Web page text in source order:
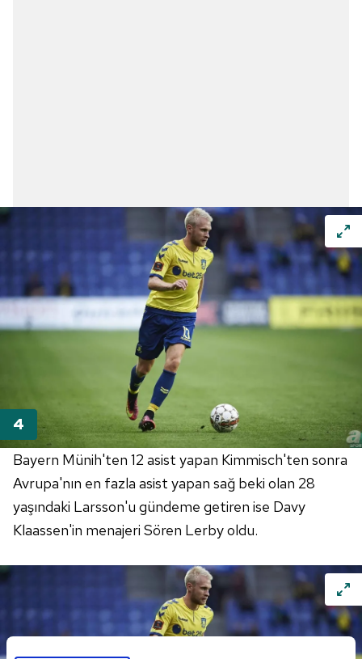
Bayern Münih'ten 12 asist yapan Kimmisch'ten sonra
Avrupa'nın en fazla asist yapan sağ beki olan 28
yaşındaki Larsson'u gündeme getiren ise Davy
Klaassen'in menajeri Sören Lerby oldu.